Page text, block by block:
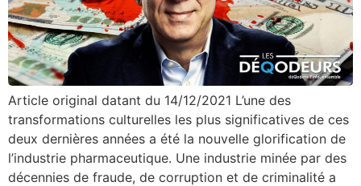
Article original datant du 14/12/2021 L’une des
transformations culturelles les plus significatives de ces
deux dernières années a été la nouvelle glorification de
l’industrie pharmaceutique. Une industrie minée par des
décennies de fraude, de corruption et de criminalité a